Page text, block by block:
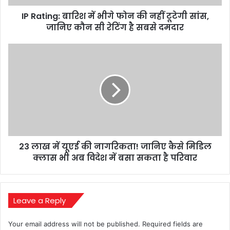
टूटेगी
IP Rating: बारिश में भीगे फोन की नहीं टूटेगी सांस,
जानिए कौन सी रेटिंग है सबसे दमदार
मिडिल
क्लास
बसा
सकता
है
23 लाख में यूएई की नागरिकता! जानिए कैसे मिडिल
क्लास भी अब विदेश में बसा सकता है परिवार
Leave a Reply
Your email address will not be published. Required fields are